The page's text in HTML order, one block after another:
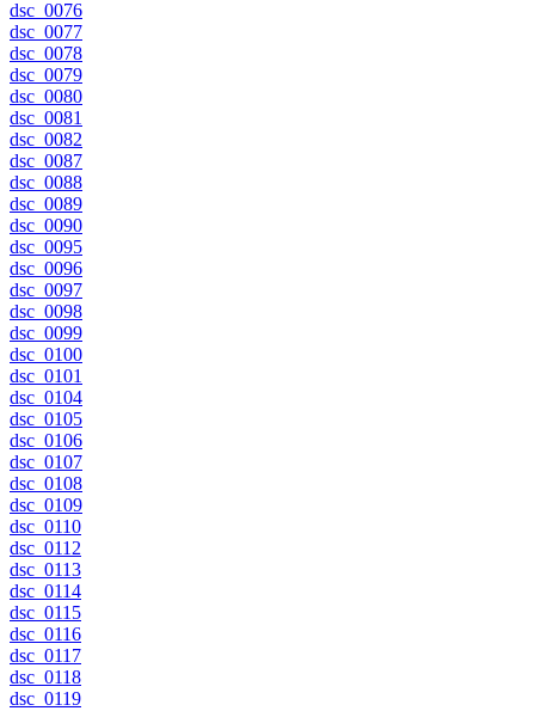
dsc_0076
dsc_0077
dsc_0078
dsc_0079
dsc_0080
dsc_0081
dsc_0082
dsc_0087
dsc_0088
dsc_0089
dsc_0090
dsc_0095
dsc_0096
dsc_0097
dsc_0098
dsc_0099
dsc_0100
dsc_0101
dsc_0104
dsc_0105
dsc_0106
dsc_0107
dsc_0108
dsc_0109
dsc_0110
dsc_0112
dsc_0113
dsc_0114
dsc_0115
dsc_0116
dsc_0117
dsc_0118
dsc_0119